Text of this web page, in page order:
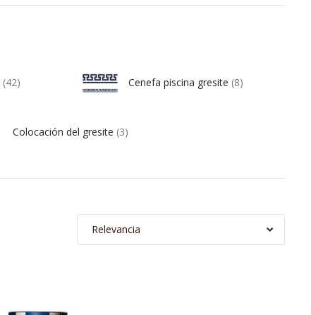
(42) Cenefa piscina gresite (8)
Colocación del gresite (3)
Relevancia